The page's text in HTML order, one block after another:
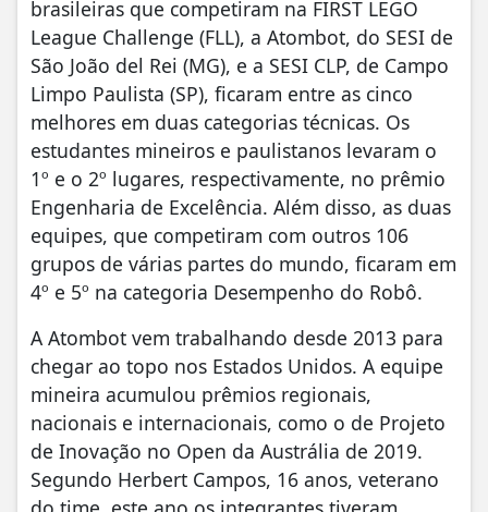
brasileiras que competiram na FIRST LEGO
League Challenge (FLL), a Atombot, do SESI de
São João del Rei (MG), e a SESI CLP, de Campo
Limpo Paulista (SP), ficaram entre as cinco
melhores em duas categorias técnicas. Os
estudantes mineiros e paulistanos levaram o
1º e o 2º lugares, respectivamente, no prêmio
Engenharia de Excelência. Além disso, as duas
equipes, que competiram com outros 106
grupos de várias partes do mundo, ficaram em
4º e 5º na categoria Desempenho do Robô.
A Atombot vem trabalhando desde 2013 para
chegar ao topo nos Estados Unidos. A equipe
mineira acumulou prêmios regionais,
nacionais e internacionais, como o de Projeto
de Inovação no Open da Austrália de 2019.
Segundo Herbert Campos, 16 anos, veterano